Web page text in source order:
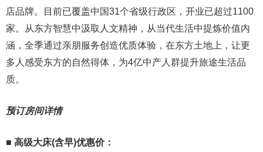
店品牌。目前已覆盖中国31个省级行政区，开业已超过1100
家。从东方智慧中汲取人文精神，从当代生活中提炼价值内
涵，全季通过亲朋服务创造优质体验，在东方土地上，让更
多人感受东方的自然得体，为4亿中产人群提升旅途生活品
质。
预订房间详情
■ 高级大床(含早)优惠价：